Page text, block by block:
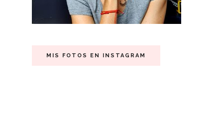
MIS FOTOS EN INSTAGRAM